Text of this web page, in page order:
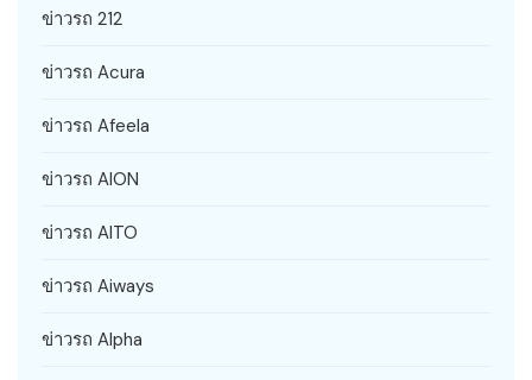
ข่าวรถ 212
ข่าวรถ Acura
ข่าวรถ Afeela
ข่าวรถ AION
ข่าวรถ AITO
ข่าวรถ Aiways
ข่าวรถ Alpha